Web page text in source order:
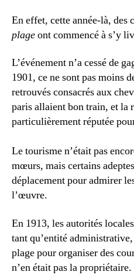
En effet, cette année-là, des
plageont commencé à s’y
L’événement n’a cessé de
1901, ce ne sont pas moins
retrouvés consacrés aux
paris allaient bon train, et la
particulièrement réputée
Le tourisme n’était pas
mœurs, mais certains
déplacement pour admirer
l’œuvre.
En 1913, les autorités
tant qu’entité
plage pour organiser des
n’en était pas la propriétaire.